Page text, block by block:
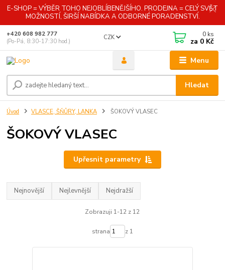
E-SHOP = VÝBĚR TOHO NEJOBLÍBENĚJŠÍHO. PRODEJNA = CELÝ SVĚT
MOŽNOSTÍ, ŠIRŠÍ NABÍDKA A ODBORNÉ PORADENSTVÍ.
Menu
CZK
Hledat
+420 608 982 777
(Po-Pá, 8:30-17:30 hod.)
0 ks
za 0 Kč
Úvod VLASCE, ŠŇŮRY, LANKA ŠOKOVÝ VLASEC
ŠOKOVÝ VLASEC
Upřesnit parametry
Nejnovější Nejlevnější Nejdražší
Zobrazuji 1-12 z 12
strana z 1